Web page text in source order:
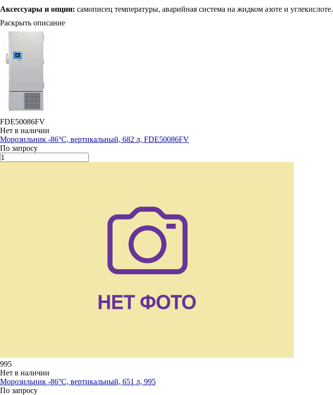
Аксессуары и опции: самописец температуры, аварийная система на жидком азоте и углекислоте.
Раскрыть описание
FDE50086FV
Нет в наличии
Морозильник -86°С, вертикальный, 682 л, FDE50086FV
По запросу
995
Нет в наличии
Морозильник -86°С, вертикальный, 651 л, 995
По запросу